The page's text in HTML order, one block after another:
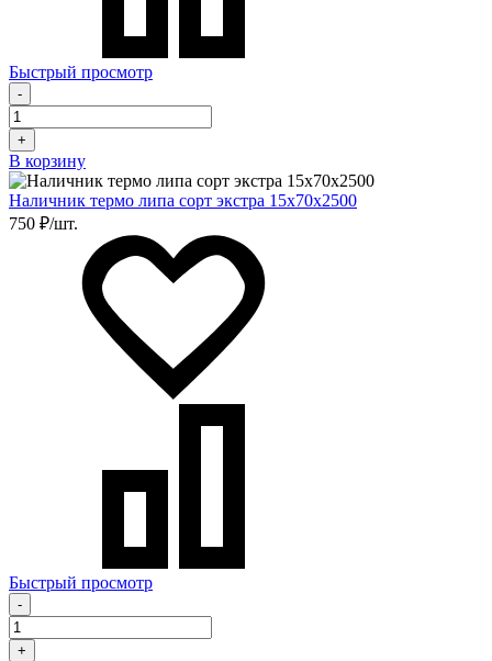
Быстрый просмотр
-
+
В корзину
Наличник термо липа сорт экстра 15х70х2500
750 ₽/шт.
Быстрый просмотр
-
+